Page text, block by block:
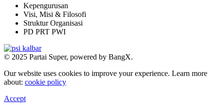
Kepengurusan
Visi, Misi & Filosofi
Struktur Organisasi
PD PRT PWI
© 2025 Partai Super, powered by BangX.
Our website uses cookies to improve your experience. Learn more
about: cookie policy
Accept